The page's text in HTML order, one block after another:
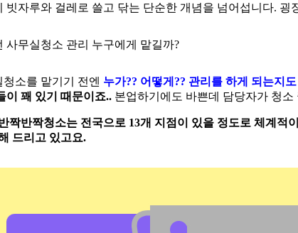
빗자루와 걸레로 쓸고 닦는 단순한 개념을 넘어섭니다. 굉
소를 맡기기 전엔 누가?? 어떻게?? 관리를 하게 되는지
이 꽤 있기 때문이죠..본업하기에도 바쁜데 담당자가 청소
짝반짝청소는 전국으로 13개 지점이 있을 정도로 체계적
드리고 있고요.